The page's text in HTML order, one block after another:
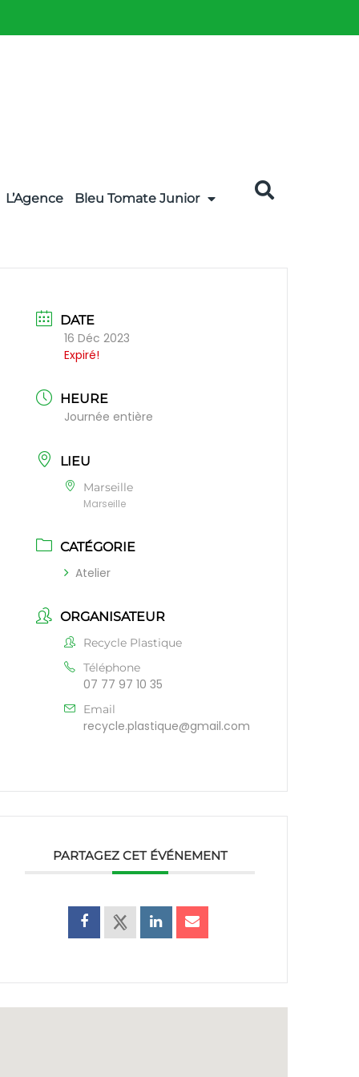
L’Agence Bleu Tomate Junior
DATE
16 Déc 2023
Expiré!
HEURE
Journée entière
LIEU
Marseille
Marseille
CATÉGORIE
Atelier
ORGANISATEUR
Recycle Plastique
Téléphone
07 77 97 10 35
Email
recycle.plastique@gmail.com
PARTAGEZ CET ÉVÉNEMENT